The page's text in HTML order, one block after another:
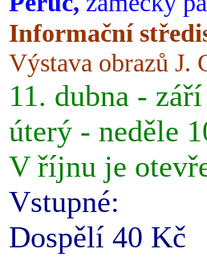
Informační
Výstava obrazů J.
11. dubna - září
úterý - neděle
V říjnu je
Vstupné:
Dospělí 40 Kč